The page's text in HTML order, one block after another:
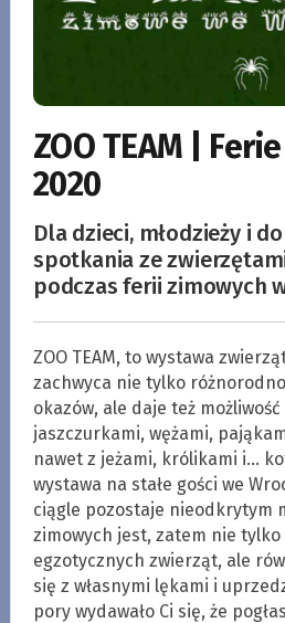
ZOO TEAM |
2020
Dla dzieci, młodzieży i
spotkania ze
podczas ferii zimowych
ZOO TEAM, to wystawa
zachwyca nie tylko
okazów, ale daje też
jaszczurkami, wężami,
nawet z jeżami, królikami i…
wystawa na stałe gości we
ciągle pozostaje nieodkrytym
zimowych jest, zatem nie
egzotycznych zwierząt, ale
się z własnymi lękami i
pory wydawało Ci się, że